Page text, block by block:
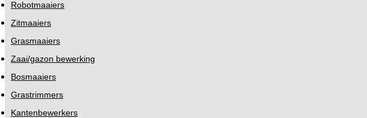
Robotmaaiers
Zitmaaiers
Grasmaaiers
Zaai/gazon bewerking
Bosmaaiers
Grastrimmers
Kantenbewerkers